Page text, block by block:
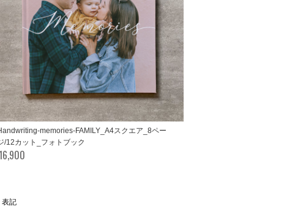
memories-FAMILY_A4スクエア_8ペー
/12カット_フォトブック
表記